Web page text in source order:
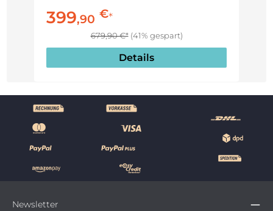
399,90 €*
679,90 €* (41% gespart)
Details
Newsletter